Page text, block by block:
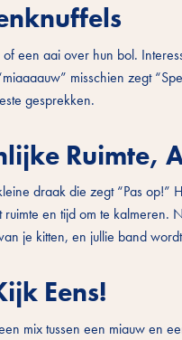
een aai over hun bol.
misschien zegt
gesprekken.
Ruimte,
draak die zegt “Pas
en tijd om te
je kitten, en jullie band
Eens!
mix tussen een miauw en